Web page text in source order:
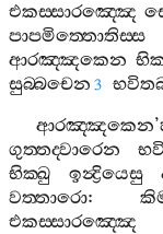
එකස‍්සාරඤ‍්ඤෙ
පාපමිත‍්තොතිස‍්ස
ආරඤ‍්ඤකෙන
සුබ‍්බචෙන 3
ආරඤ‍්ඤකෙන’
ගුත‍්තද‍්වාරෙන
භික‍්ඛු
ඉන්‍ද්‍රියෙසු
වත‍්තාරො:
එකස‍්සාරඤ‍්ඤෙ